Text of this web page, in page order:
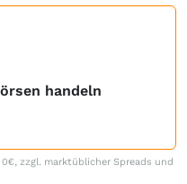
handeln
zzgl. marktüblicher Spreads und